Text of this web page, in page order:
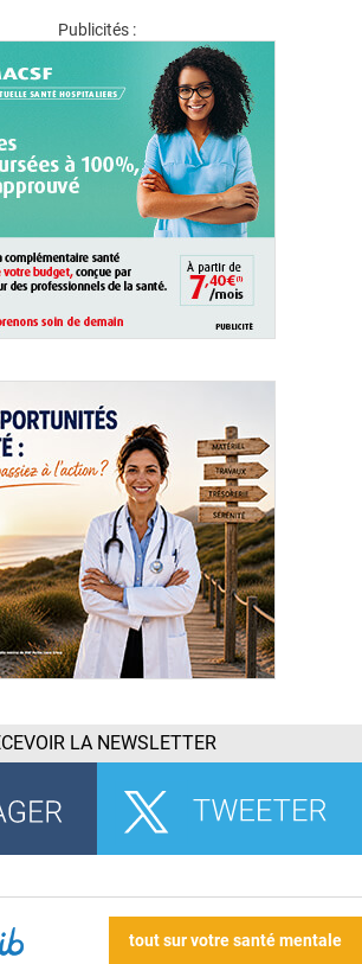
Publicités :
LA NEWSLETTER
tout sur votre santé mentale